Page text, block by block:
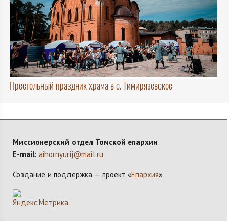
Престольный праздник храма в с. Тимирязевское
Миссионерский отдел Томской епархии
E-mail: aihornyurij@mail.ru
Создание и поддержка — проект «Епархия»